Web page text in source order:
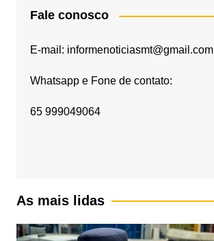
Fale conosco
E-mail: informenoticiasmt@gmail.com
Whatsapp e Fone de contato:
65 999049064
As mais lidas